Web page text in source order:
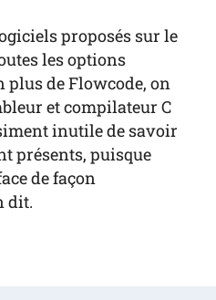
proposés sur le
les options
plus de Flowcode, on
et compilateur C
inutile de savoir
présents, puisque
de façon
dit.